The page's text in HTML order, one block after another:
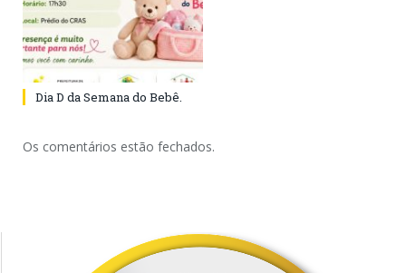
Dia D da Semana do Bebê.
Os comentários estão fechados.